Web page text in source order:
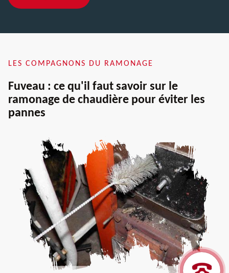
LES COMPAGNONS DU RAMONAGE
Fuveau : ce qu'il faut savoir sur le
ramonage de chaudière pour éviter les
pannes